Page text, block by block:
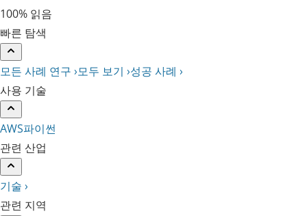
100% 읽음
빠른 탐색
모든 사례 연구 ›모두 보기 ›성공 사례 ›
사용 기술
AWS파이썬
관련 산업
기술 ›
관련 지역